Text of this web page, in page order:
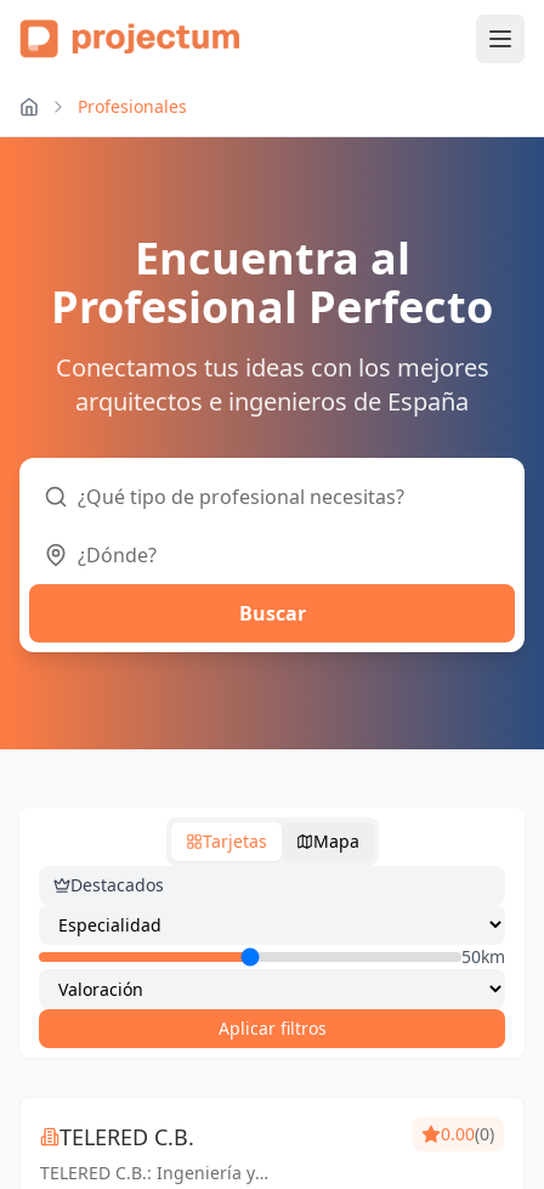
Profesionales
Encuentra al
Profesional Perfecto
Conectamos tus ideas con los mejores
arquitectos e ingenieros de España
Buscar
Tarjetas
Mapa
Destacados
50km
Aplicar filtros
TELERED C.B.
TELERED C.B.: Ingeniería y
0.00(0)